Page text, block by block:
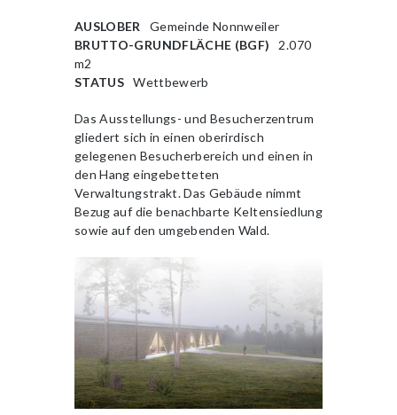
AUSLOBER Gemeinde Nonnweiler
BRUTTO-GRUNDFLÄCHE (BGF) 2.070
m2
STATUSWettbewerb
Das Ausstellungs- und Besucherzentrum
gliedert sich in einen oberirdisch
gelegenen Besucherbereich und einen in
den Hang eingebetteten
Verwaltungstrakt. Das Gebäude nimmt
Bezug auf die benachbarte Keltensiedlung
sowie auf den umgebenden Wald.